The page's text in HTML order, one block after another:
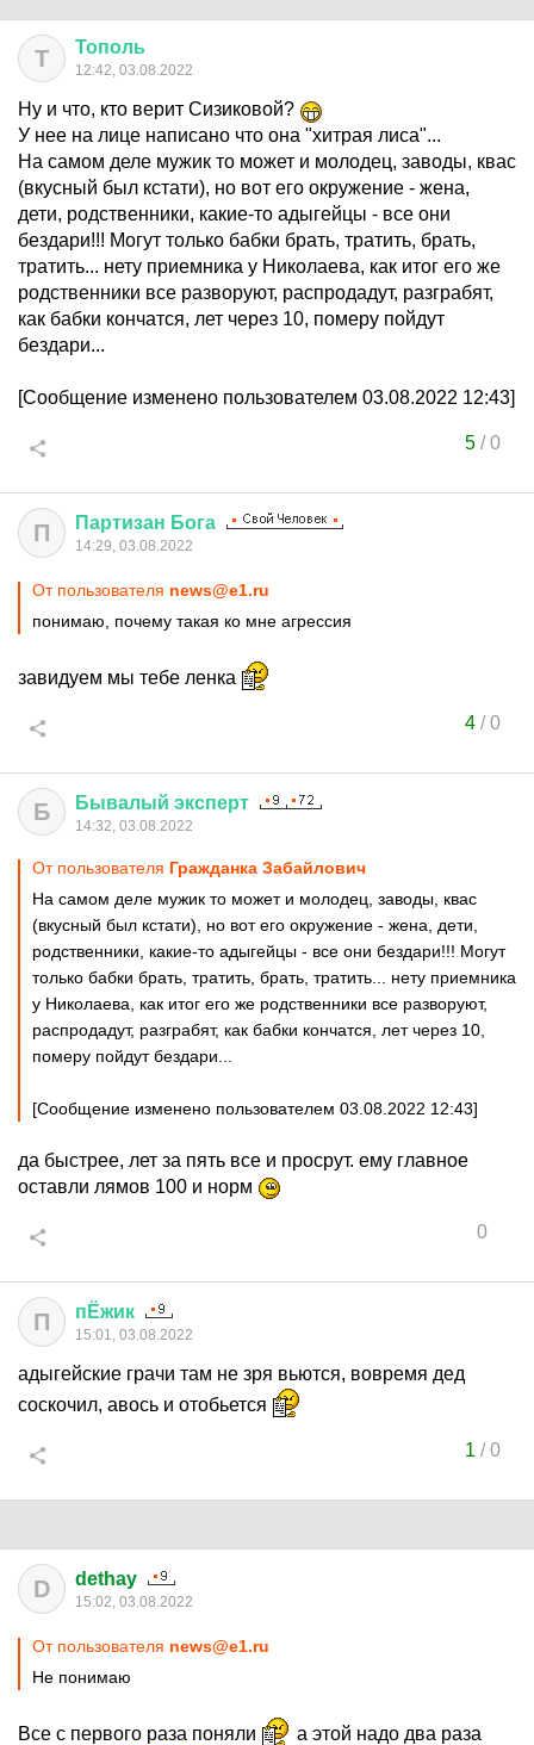
Т Тополь
12:42, 03.08.2022
Ну и что, кто верит Сизиковой?
У нее на лице написано что она "хитрая лиса"...
На самом деле мужик то может и молодец, заводы, квас
(вкусный был кстати), но вот его окружение - жена,
дети, родственники, какие-то адыгейцы - все они
бездари!!! Могут только бабки брать, тратить, брать,
тратить... нету приемника у Николаева, как итог его же
родственники все разворуют, распродадут, разграбят,
как бабки кончатся, лет через 10, померу пойдут
бездари...
[Сообщение изменено пользователем 03.08.2022 12:43]
5/0
П Партизан Бога
14:29, 03.08.2022
От пользователя news@e1.ru
понимаю, почему такая ко мне агрессия
завидуем мы тебе ленка
4/0
Б Бывалый эксперт
14:32, 03.08.2022
От пользователя Гражданка Забайлович
На самом деле мужик то может и молодец, заводы, квас
(вкусный был кстати), но вот его окружение - жена, дети,
родственники, какие-то адыгейцы - все они бездари!!! Могут
только бабки брать, тратить, брать, тратить... нету приемника
у Николаева, как итог его же родственники все разворуют,
распродадут, разграбят, как бабки кончатся, лет через 10,
померу пойдут бездари...
[Сообщение изменено пользователем 03.08.2022 12:43]
да быстрее, лет за пять все и просрут. ему главное
оставли лямов 100 и норм
0
П пЁжик
15:01, 03.08.2022
адыгейские грачи там не зря вьются, вовремя дед
соскочил, авось и отобьется
1 /0
D dethay
15:02, 03.08.2022
От пользователя news@e1.ru
Не понимаю
Все с первого раза поняли
а этой надо два раза